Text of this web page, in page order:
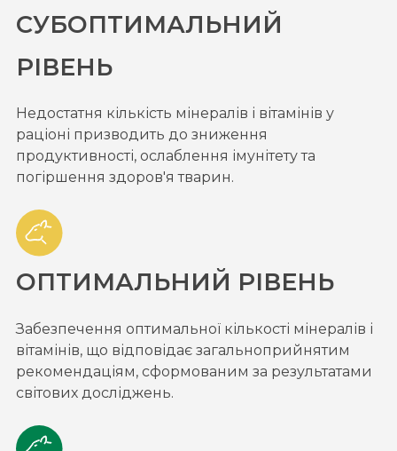
СУБОПТИМАЛЬНИЙ
РІВЕНЬ
Недостатня кількість мінералів і вітамінів у
раціоні призводить до зниження
продуктивності, ослаблення імунітету та
погіршення здоров'я тварин.
ОПТИМАЛЬНИЙ РІВЕНЬ
Забезпечення оптимальної кількості мінералів і
вітамінів, що відповідає загальноприйнятим
рекомендаціям, сформованим за результатами
світових досліджень.